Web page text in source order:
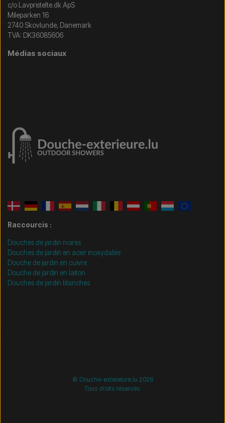
c/o Lavpristelte.dk ApS
Mileparken 16
2740 Skovlunde, Danemark
TVA: DK36085606
Médias sociaux
Raccourcis :
Douches de jardin noires
Douches de jardin en acier inoxydable
Douche de jardin en cuivre
Douche de jardin en laiton
Douches de jardin blanches
© Douche-exterieure.lu 2026
Tous droits réservés.